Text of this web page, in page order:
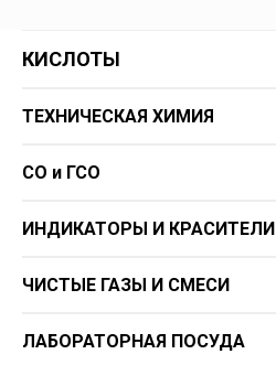
КИСЛОТЫ
ТЕХНИЧЕСКАЯ ХИМИЯ
СО и ГСО
ИНДИКАТОРЫ И КРАСИТЕЛИ
ЧИСТЫЕ ГАЗЫ И СМЕСИ
ЛАБОРАТОРНАЯ ПОСУДА